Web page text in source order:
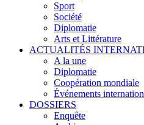
Sport
Société
Diplomatie
Arts et Littérature
ACTUALITÉS
A la une
Diplomatie
Coopération mondiale
Événements
DOSSIERS
Enquête